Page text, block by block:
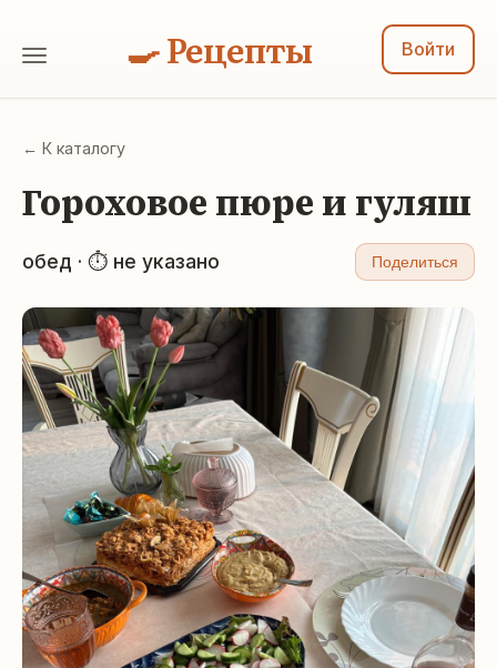
🍳 Рецепты Войти
← К каталогу
Гороховое пюре и гуляш
обед · ⏱ не указано Поделиться